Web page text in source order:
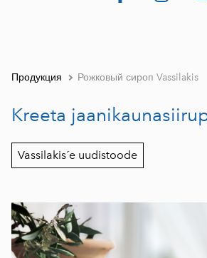
Продукция Рожковый сироп Vassilakis
Kreeta
Vassilakis´e uudistoode